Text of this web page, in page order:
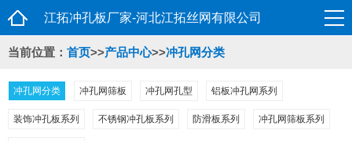
江拓冲孔板厂家-河北江拓丝网有限公司
当前位置： 首页>>产品中心>>冲孔网分类
冲孔网分类 冲孔网筛板 冲孔网孔型 铝板冲孔网系列
装饰冲孔板系列 不锈钢冲孔板系列 防滑板系列 冲孔网筛板系列